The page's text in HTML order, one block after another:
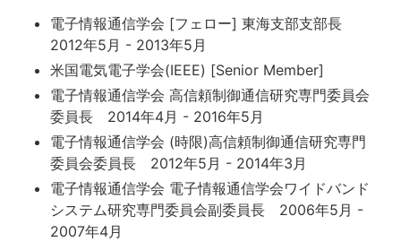
電子情報通信学会 [フェロー] 東海支部支部長
2012年5月 - 2013年5月
米国電気電子学会(IEEE) [Senior Member]
電子情報通信学会 高信頼制御通信研究専門委員会
委員長 2014年4月 - 2016年5月
電子情報通信学会 (時限)高信頼制御通信研究専門
委員会委員長 2012年5月 - 2014年3月
電子情報通信学会 電子情報通信学会ワイドバンド
システム研究専門委員会副委員長 2006年5月 -
2007年4月